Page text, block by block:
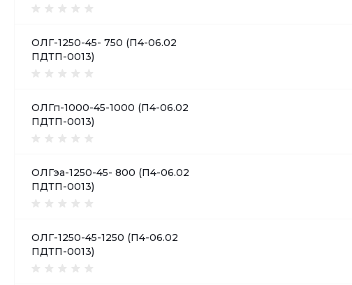
ОЛГ-1250-45- 750 (П4-06.02
ПДТП-0013)
ОЛГп-1000-45-1000 (П4-06.02
ПДТП-0013)
ОЛГэа-1250-45- 800 (П4-06.02
ПДТП-0013)
ОЛГ-1250-45-1250 (П4-06.02
ПДТП-0013)